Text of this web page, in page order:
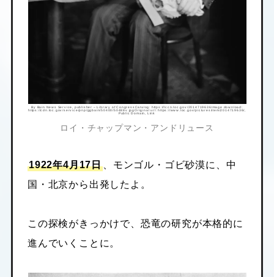
By Bain News Service, publisher – Library of CongressCatalog: https://lccn.loc.gov/2014719636 Image download:
https://cdn.loc.gov/service/pnp/ggbain/50400/50488v.jpg Original url: https://www.loc.gov/pictures/item/2014719636/,
Public Domain,
Link
ロイ・チャップマン・アンドリュース
1922年4月17日
、モンゴル・ゴビ砂漠に、中
国・北京から出発したよ。
この探検がきっかけで、恐竜の研究が本格的に
進んでいくことに。